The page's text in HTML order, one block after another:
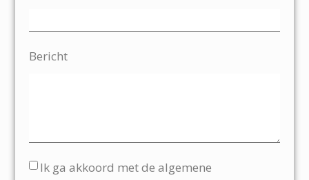
Bericht
Ik ga akkoord met de algemene